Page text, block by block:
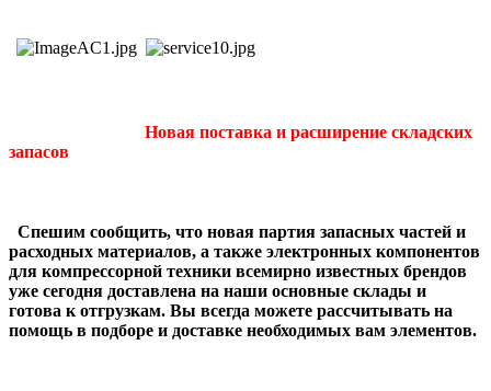
Новая поставка и расширение складских
запасов
Спешим сообщить, что новая партия запасных частей и
расходных материалов, а также электронных компонентов
для компрессорной техники всемирно известных брендов
уже сегодня доставлена на наши основные склады и
готова к отгрузкам. Вы всегда можете рассчитывать на
помощь в подборе и доставке необходимых вам элементов.